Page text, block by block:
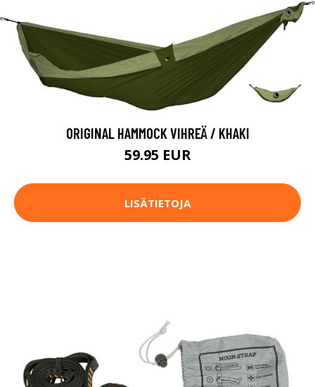
ORIGINAL HAMMOCK VIHREÄ / KHAKI
59.95 EUR
LISÄTIETOJA